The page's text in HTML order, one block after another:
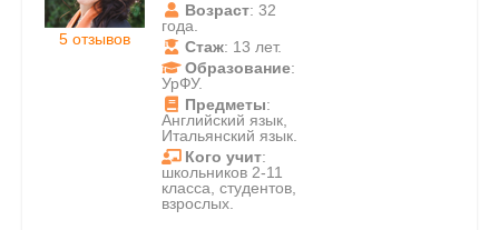
5 отзывов
Возраст: 32
года.
Стаж: 13 лет.
Образование:
УрФУ.
Предметы:
Английский язык,
Итальянский язык.
Кого учит:
школьников 2-11
класса, студентов,
взрослых.